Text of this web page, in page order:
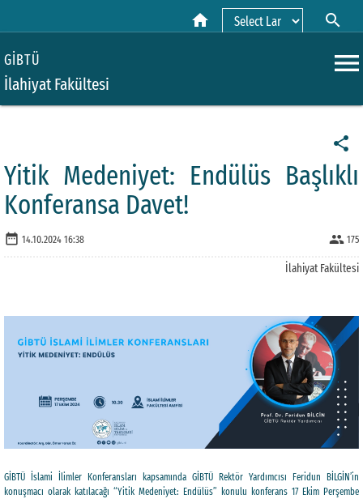
home search
GİBTÜ
İlahiyat Fakültesi
menu
share
Yitik Medeniyet: Endülüs Başlıklı
Konferansa Davet!
date_range 14.10.2024 16:38 people 175
İlahiyat Fakültesi
GİBTÜ İslami İlimler Konferansları kapsamında GİBTÜ Rektör Yardımcısı Feridun BİLGİN’in
konuşmacı olarak katılacağı “Yitik Medeniyet: Endülüs” konulu konferans 17 Ekim Perşembe